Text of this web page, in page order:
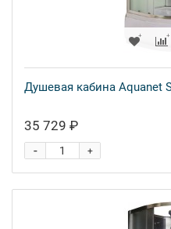
Душевая кабина Aquanet
35 729 ₽
+
-